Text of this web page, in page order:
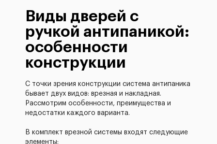
Виды дверей с
ручкой антипаникой:
особенности
конструкции
С точки зрения конструкции система антипаника
бывает двух видов: врезная и накладная.
Рассмотрим особенности, преимущества и
недостатки каждого варианта.
В комплект врезной системы входят следующие
элементы: